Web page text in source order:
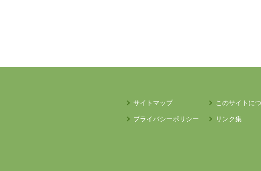
サイトマップ このサイトに
プライバシーポリシー
リンク集